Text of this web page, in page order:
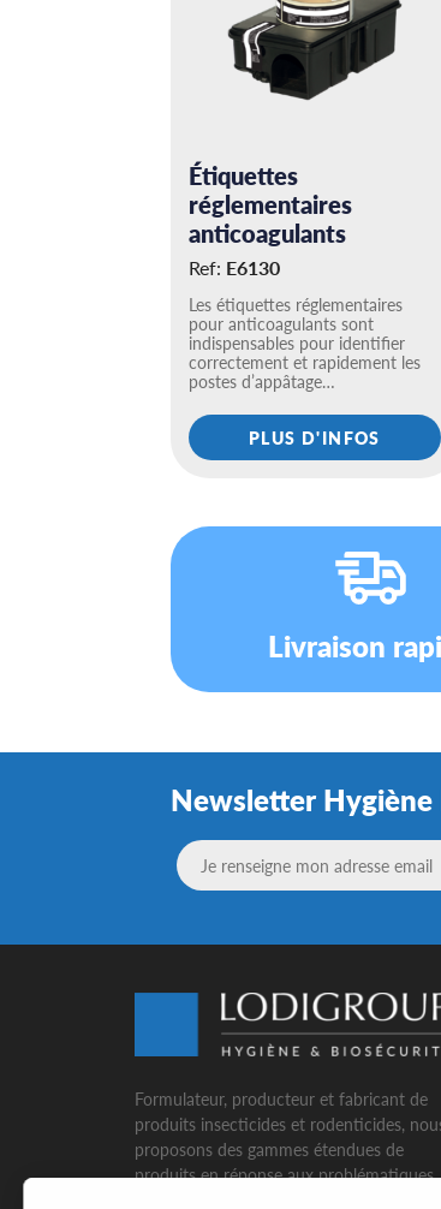
Étiquettes
réglementaires
anticoagulants
Ref: E6130
Les étiquettes réglementaires
pour anticoagulants sont
indispensables pour identifier
correctement et rapidement les
postes d’appâtage…
PLUS D'INFOS
Livraison
Newsletter Hygiène
Formulateur, producteur et fabricant de
produits insecticides et rodenticides,
proposons des gammes étendues de
produits en réponse aux problématiques